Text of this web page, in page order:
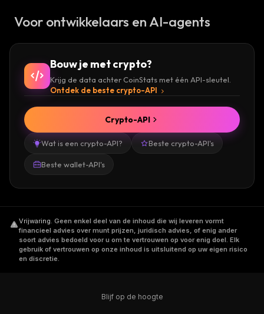
Voor ontwikkelaars en AI-agents
Bouw je met crypto?
Krijg de data achter CoinStats met één API-sleutel.
Ontdek de beste crypto-API
Wat is een crypto-API? Beste crypto-API's
Beste wallet-API's
Crypto-API
Vrijwaring. Geen enkel deel van de inhoud die wij leveren vormt
financieel advies over munt prijzen, juridisch advies, of enig ander
soort advies bedoeld voor u om te vertrouwen op voor enig doel. Elk
gebruik of vertrouwen op onze inhoud is uitsluitend op uw eigen risico
en discretie.
Blijf op de hoogte